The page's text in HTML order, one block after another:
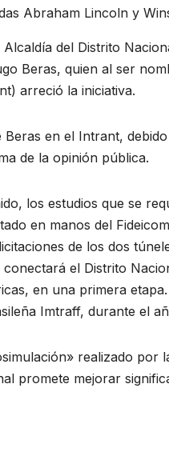
Abraham Lincoln y
del Distrito
Beras, quien al ser
arreció la iniciativa.
en el Intrant,
de la opinión pública.
los estudios que se
en manos del
de los dos
el Distrito
en una primera
Imtraff, durante el
realizado por
promete mejorar